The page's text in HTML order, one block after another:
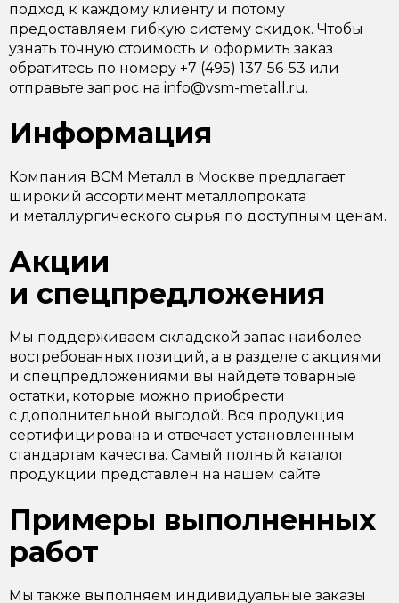
подход к каждому клиенту и потому
предоставляем гибкую систему скидок. Чтобы
узнать точную стоимость и оформить заказ
обратитесь по номеру +7 (495) 137-56-53 или
отправьте запрос на info@vsm-metall.ru.
Информация
Компания ВСМ Металл в Москве предлагает
широкий ассортимент металлопроката
и металлургического сырья по доступным ценам.
Акции
и спецпредложения
Мы поддерживаем складской запас наиболее
востребованных позиций, а в разделе с акциями
и спецпредложениями вы найдете товарные
остатки, которые можно приобрести
с дополнительной выгодой. Вся продукция
сертифицирована и отвечает установленным
стандартам качества. Самый полный каталог
продукции представлен на нашем сайте.
Примеры выполненных
работ
Мы также выполняем индивидуальные заказы